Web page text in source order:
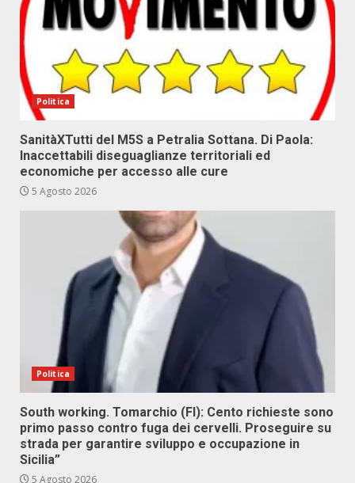
Politica
SanitàXTutti del M5S a Petralia Sottana. Di Paola:
Inaccettabili diseguaglianze territoriali ed
economiche per accesso alle cure
5 Agosto 2026
Politica
South working. Tomarchio (FI): Cento richieste sono
primo passo contro fuga dei cervelli. Proseguire su
strada per garantire sviluppo e occupazione in
Sicilia”
5 Agosto 2026